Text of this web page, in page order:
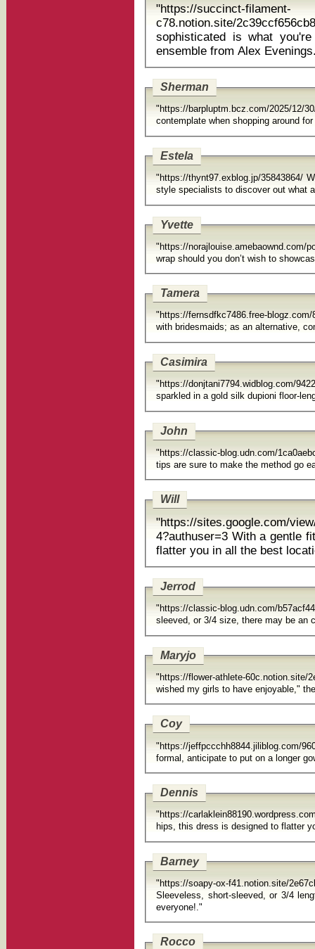
"https://succinct-filament-
c78.notion.site/
sophisticated is what
ensemble from Alex
Sherman
"https://barpluptm.bcz.com/2025/12/
Estela
"https://thynt97.exblog.jp/35843864/
Yvette
"https://norajlouise.amebaownd.com/
wrap should you don’t wish to
Tamera
"https://fernsdfkc7486.free-
with bridesmaids; as an alternative,
Casimira
"https://
sparkled in a gold silk dupioni floor-
John
"https://classic-blog.udn.com/
tips are sure to make the method go
Will
"https://sites.google.com/
4?authuser=3 With a gentle fit on
flatter you in all the best
Jerrod
"https://classic-blog.udn.com/
Maryjo
"https://flower-athlete-60c.notion.site/
wished my girls to have enjoyable,"
Coy
"https://
formal, anticipate
Dennis
"https://
Barney
"https://soapy-ox-f41.notion.site/
Sleeveless, short-sleeved, or 3/4
everyone!."
Rocco